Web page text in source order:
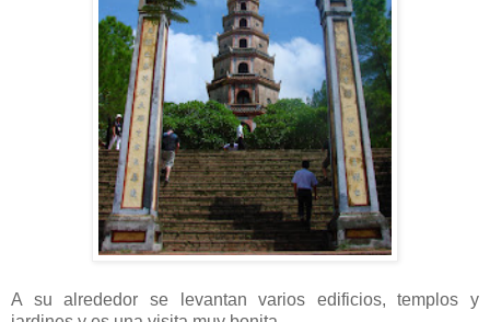
A su alrededor se levantan varios edificios, templos y